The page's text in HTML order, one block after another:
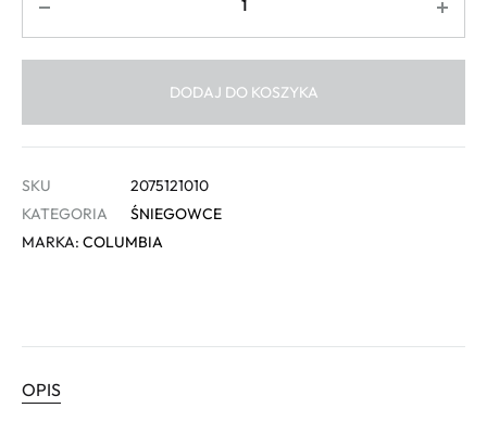
DODAJ DO KOSZYKA
SKU
2075121010
KATEGORIA
ŚNIEGOWCE
MARKA: COLUMBIA
OPIS